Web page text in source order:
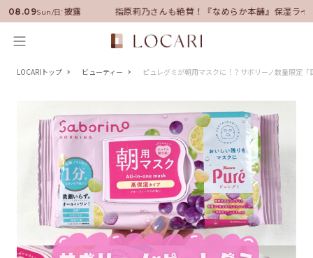
08.09Sun/日
男の休日を披露 指原莉乃さんも絶賛！『なめらか本舗』保湿ライ
LOCARIトップ ビューティー ピュレグミが朝用マスクに！？サボリーノ数量限定